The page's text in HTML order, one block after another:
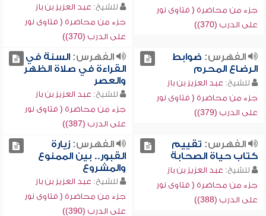
جزء من محاضرة ( فتاوى نور
على الدرب (370))
للشيخ: عبد العزيز بن باز
جزء من محاضرة ( فتاوى نور
على الدرب (370))
الفهرس: ضوابط
الرضاع المحرم
للشيخ: عبد العزيز بن باز
جزء من محاضرة ( فتاوى نور
على الدرب (379))
الفهرس:السنة في
القراءة في صلاة الظهر
والعصر
للشيخ: عبد العزيز بن باز
جزء من محاضرة ( فتاوى نور
على الدرب (387))
الفهرس: تقييم
كتاب حياة الصحابة
للشيخ: عبد العزيز بن باز
جزء من محاضرة ( فتاوى نور
على الدرب (388))
الفهرس:زيارة
القبور.. بين الممنوع
والمشروع
للشيخ: عبد العزيز بن باز
جزء من محاضرة ( فتاوى نور
على الدرب (390))